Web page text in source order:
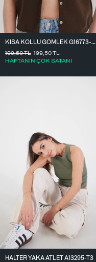
KISA KOLLU GÖMLEK G16773-Z8
199,50TL
HAFTANIN ÇOK SATANI
199,50TL
HALTER YAKA ATLET A13295-T3